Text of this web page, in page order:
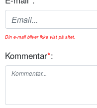
Din e-mail bliver ikke vist på sitet.
Kommentar*: